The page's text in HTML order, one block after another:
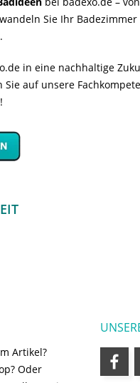
Sie Ihr
in eine nachhaltige
auf unsere
Artikel?
Oder